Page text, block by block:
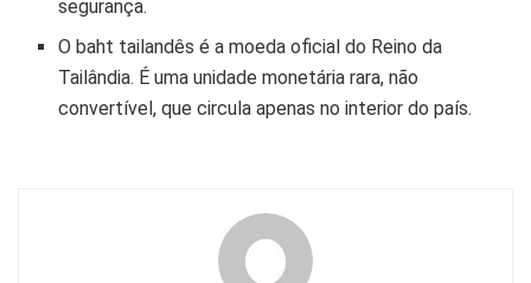
segurança.
O baht tailandês é a moeda oficial do Reino da
Tailândia. É uma unidade monetária rara, não
convertível, que circula apenas no interior do país.